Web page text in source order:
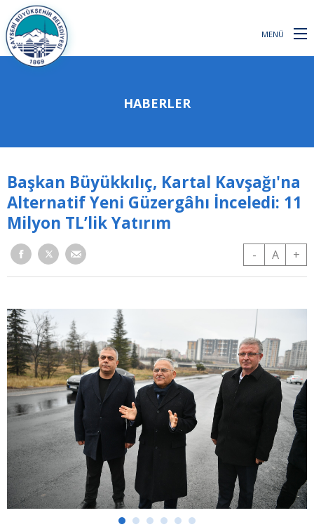
MENÜ
HABERLER
Başkan Büyükkılıç, Kartal Kavşağı'na
Alternatif Yeni Güzergâhı İnceledi: 11
Milyon TL’lik Yatırım
- A +